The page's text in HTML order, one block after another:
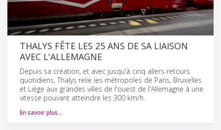
THALYS FÊTE LES 25 ANS DE SA LIAISON
AVEC L'ALLEMAGNE
Depuis sa création, et avec jusqu'à cinq allers-retours
quotidiens, Thalys relie les métropoles de Paris, Bruxelles
et Liège aux grandes villes de l'ouest de l'Allemagne à une
vitesse pouvant atteindre les 300 km/h.
En savoir plus…